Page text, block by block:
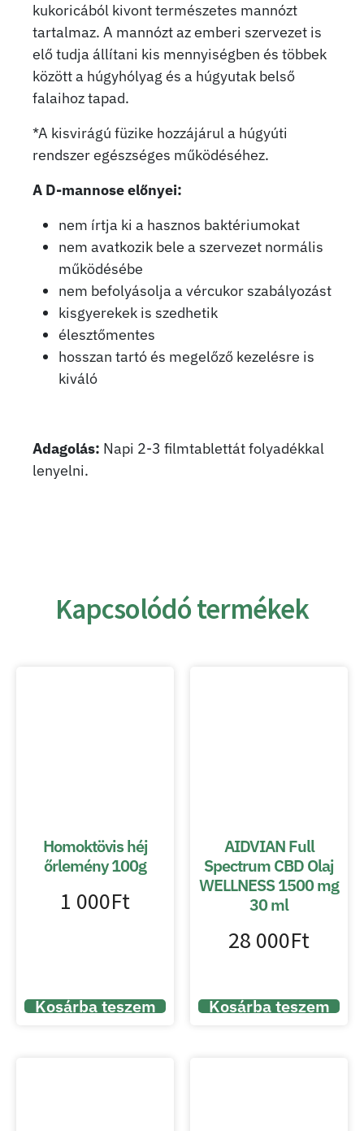
kukoricából kivont természetes mannózt
tartalmaz. A mannózt az emberi szervezet is
elő tudja állítani kis mennyiségben és többek
között a húgyhólyag és a húgyutak belső
falaihoz tapad.
*A kisvirágú füzike hozzájárul a húgyúti
rendszer egészséges működéséhez.
A D-mannose előnyei:
nem írtja ki a hasznos baktériumokat
nem avatkozik bele a szervezet normális
működésébe
nem befolyásolja a vércukor szabályozást
kisgyerekek is szedhetik
élesztőmentes
hosszan tartó és megelőző kezelésre is
kiváló
Adagolás: Napi 2-3 filmtablettát folyadékkal
lenyelni.
Kapcsolódó termékek
Homoktövis héj
őrlemény 100g
1 000Ft
Kosárba teszem
AIDVIAN Full
Spectrum CBD Olaj
WELLNESS 1500 mg
30 ml
28 000Ft
Kosárba teszem